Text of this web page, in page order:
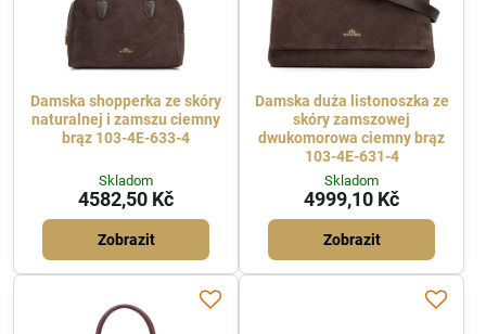
Damska shopperka ze skóry
naturalnej i zamszu ciemny
brąz 103-4E-633-4
Skladom
4582,50 Kč
Zobrazit
Damska duża listonoszka ze
skóry zamszowej
dwukomorowa ciemny brąz
103-4E-631-4
Skladom
4999,10 Kč
Zobrazit